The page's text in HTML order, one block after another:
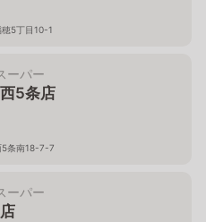
5丁目10-1
ーパー
5条店
5条南18-7-7
ーパー